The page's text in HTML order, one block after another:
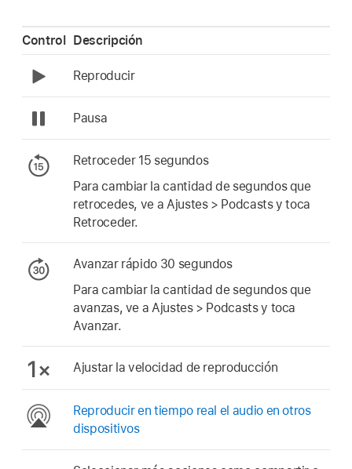
Control Descripción
Reproducir
Pausa
Retroceder 15 segundos
Para cambiar la cantidad de segundos que
retrocedes, ve a Ajustes > Podcasts y toca
Retroceder.
Avanzar rápido 30 segundos
Para cambiar la cantidad de segundos que
avanzas, ve a Ajustes > Podcasts y toca
Avanzar.
Ajustar la velocidad de reproducción
Reproducir en tiempo real el audio en otros
dispositivos